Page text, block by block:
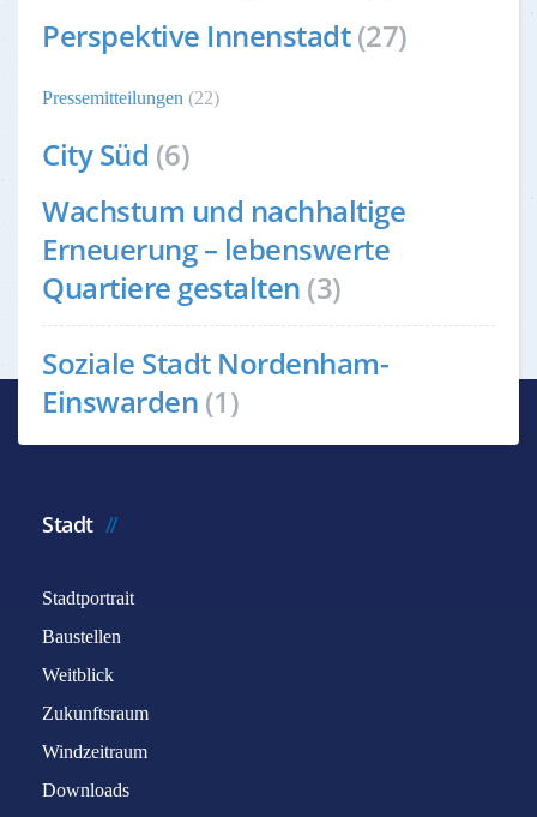
Perspektive Innenstadt (27)
Pressemitteilungen (22)
City Süd (6)
Wachstum und nachhaltige
Erneuerung – lebenswerte
Quartiere gestalten (3)
Soziale Stadt Nordenham-
Einswarden (1)
Stadt
Stadtportrait
Baustellen
Weitblick
Zukunftsraum
Windzeitraum
Downloads